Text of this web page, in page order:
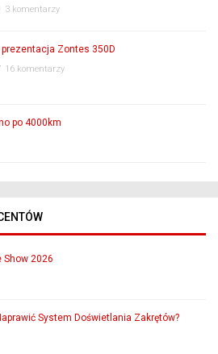
3 komentarzy
prezentacja Zontes 350D
16 komentarzy
po 4000km
2026
System Doświetlania Zakrętów?